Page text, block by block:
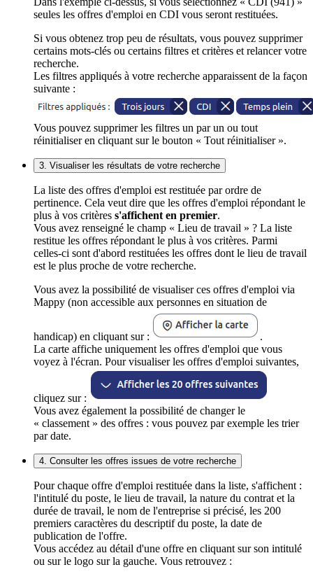
seules les offres d'emploi en CDI vous seront restituées.
Si vous obtenez trop peu de résultats, vous pouvez supprimer
certains mots-clés ou certains filtres et critères et relancer votre
recherche.
Les filtres appliqués à votre recherche apparaissent de la façon
suivante :
Vous pouvez supprimer les filtres un par un ou tout
réinitialiser en cliquant sur le bouton « Tout réinitialiser ».
3. Visualiser les résultats de votre recherche
La liste des offres d'emploi est restituée par ordre de
pertinence. Cela veut dire que les offres d'emploi répondant le
plus à vos critères s'affichent en premier.
Vous avez renseigné le champ « Lieu de travail » ? La liste
restitue les offres répondant le plus à vos critères. Parmi
celles-ci sont d'abord restituées les offres dont le lieu de travail
est le plus proche de votre recherche.
Vous avez la possibilité de visualiser ces offres d'emploi via
Mappy (non accessible aux personnes en situation de
handicap) en cliquant sur :
.
La carte affiche uniquement les offres d'emploi que vous
voyez à l'écran. Pour visualiser les offres d'emploi suivantes,
cliquez sur :
Vous avez également la possibilité de changer le
« classement » des offres : vous pouvez par exemple les trier
par date.
4. Consulter les offres issues de votre recherche
Pour chaque offre d'emploi restituée dans la liste, s'affichent :
l'intitulé du poste, le lieu de travail, la nature du contrat et la
durée de travail, le nom de l'entreprise si précisé, les 200
premiers caractères du descriptif du poste, la date de
publication de l'offre.
Vous accédez au détail d'une offre en cliquant sur son intitulé
ou sur le logo sur la gauche. Vous retrouvez :